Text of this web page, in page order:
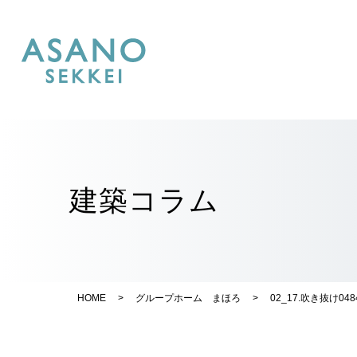
建築コラム
HOME > グループホーム まほろ > 02_17.吹き抜け